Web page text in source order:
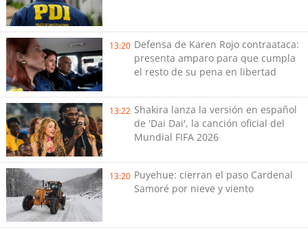
13:20 Defensa de Karen Rojo contraataca:
presenta amparo para que cumpla
el resto de su pena en libertad
13:22 Shakira lanza la versión en español
de 'Dai Dai', la canción oficial del
Mundial FIFA 2026
13:20 Puyehue: cierran el paso Cardenal
Samoré por nieve y viento